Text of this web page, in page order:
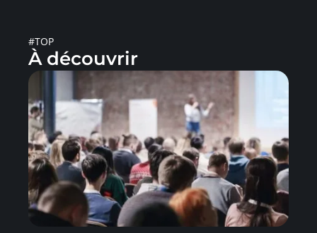
#TOP
À découvrir